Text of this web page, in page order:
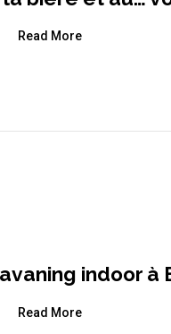
Read More
indoor à
Read More